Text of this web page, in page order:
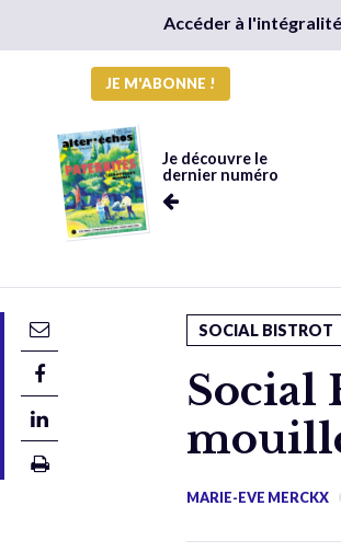
Accéder à
JE M'ABONNE !
Je découvre le
dernier numéro
SOCIAL BISTROT
Social
MARIE-EVE MERCKX